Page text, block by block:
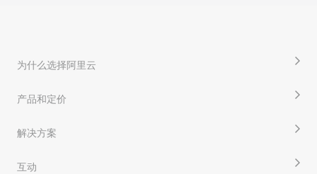
为什么选择阿里云
产品和定价
解决方案
互动